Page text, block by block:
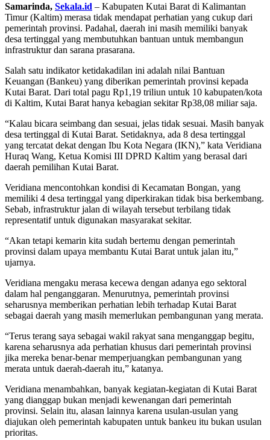
Samarinda, Sekala.id – Kabupaten Kutai Barat di Kalimantan
Timur (Kaltim) merasa tidak mendapat perhatian yang cukup dari
pemerintah provinsi. Padahal, daerah ini masih memiliki banyak
desa tertinggal yang membutuhkan bantuan untuk membangun
infrastruktur dan sarana prasarana.
Salah satu indikator ketidakadilan ini adalah nilai Bantuan
Keuangan (Bankeu) yang diberikan pemerintah provinsi kepada
Kutai Barat. Dari total pagu Rp1,19 triliun untuk 10 kabupaten/kota
di Kaltim, Kutai Barat hanya kebagian sekitar Rp38,08 miliar saja.
“Kalau bicara seimbang dan sesuai, jelas tidak sesuai. Masih banyak
desa tertinggal di Kutai Barat. Setidaknya, ada 8 desa tertinggal
yang tercatat dekat dengan Ibu Kota Negara (IKN),” kata Veridiana
Huraq Wang, Ketua Komisi III DPRD Kaltim yang berasal dari
daerah pemilihan Kutai Barat.
Veridiana mencontohkan kondisi di Kecamatan Bongan, yang
memiliki 4 desa tertinggal yang diperkirakan tidak bisa berkembang.
Sebab, infrastruktur jalan di wilayah tersebut terbilang tidak
representatif untuk digunakan masyarakat sekitar.
“Akan tetapi kemarin kita sudah bertemu dengan pemerintah
provinsi dalam upaya membantu Kutai Barat untuk jalan itu,”
ujarnya.
Veridiana mengaku merasa kecewa dengan adanya ego sektoral
dalam hal penganggaran. Menurutnya, pemerintah provinsi
seharusnya memberikan perhatian lebih terhadap Kutai Barat
sebagai daerah yang masih memerlukan pembangunan yang merata.
“Terus terang saya sebagai wakil rakyat sana menganggap begitu,
karena seharusnya ada perhatian khusus dari pemerintah provinsi
jika mereka benar-benar memperjuangkan pembangunan yang
merata untuk daerah-daerah itu,” katanya.
Veridiana menambahkan, banyak kegiatan-kegiatan di Kutai Barat
yang dianggap bukan menjadi kewenangan dari pemerintah
provinsi. Selain itu, alasan lainnya karena usulan-usulan yang
diajukan oleh pemerintah kabupaten untuk bankeu itu bukan usulan
prioritas.